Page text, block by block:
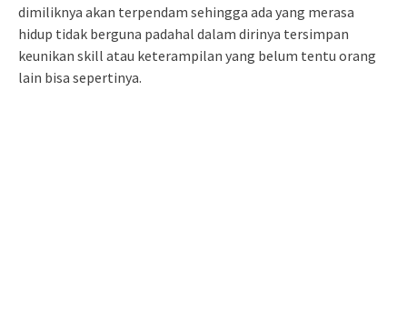
dimiliknya akan terpendam sehingga ada yang merasa
hidup tidak berguna padahal dalam dirinya tersimpan
keunikan skill atau keterampilan yang belum tentu orang
lain bisa sepertinya.